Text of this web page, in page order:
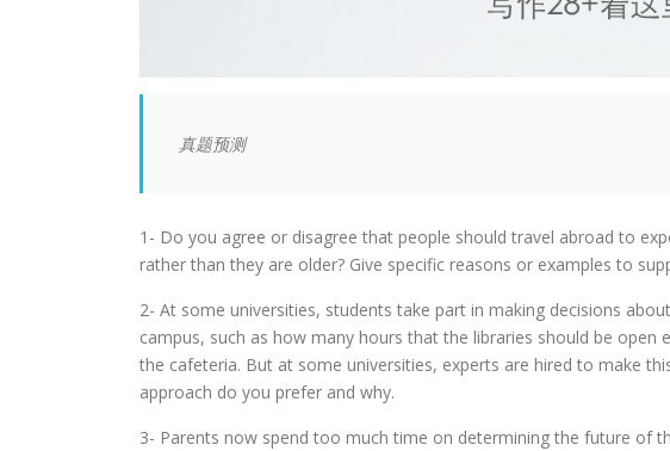
真题预测
1- Do you agree or disagree that people should travel abroad to
rather than they are older? Give specific reasons or examples to
2- At some universities, students take part in making decisions
campus, such as how many hours that the libraries should be
the cafeteria. But at some universities, experts are hired to make
approach do you prefer and why.
3- Parents now spend too much time on determining the future of